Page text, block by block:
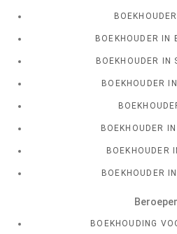
BOEKHOUDER IN
BOEKHOUDER IN
BOEKHOUDER
BOEKHOUDER
BOEKHOUDER
BOEKHOUDER
BOEKHOUDING